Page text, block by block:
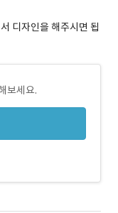
디자인을 해주시면 됩
보세요.